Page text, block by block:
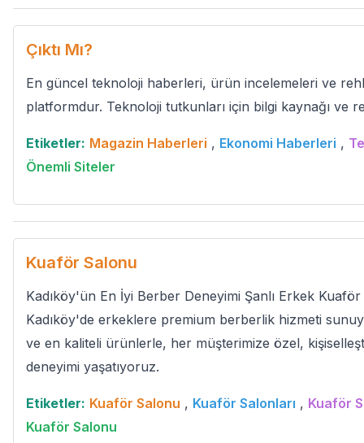
Çıktı Mı?
En güncel teknoloji haberleri, ürün incelemeleri ve
platformdur. Teknoloji tutkunları için bilgi kaynağı ve
Etiketler: Magazin Haberleri , Ekonomi Haberleri ,
Önemli Siteler
Kuaför Salonu
Kadıköy'ün En İyi Berber Deneyimi Şanlı Erkek Kuaför
Kadıköy'de erkeklere premium berberlik hizmeti
ve en kaliteli ürünlerle, her müşterimize özel,
deneyimi yaşatıyoruz.
Etiketler: Kuaför Salonu , Kuaför Salonları , Kuaför
Kuaför Salonu